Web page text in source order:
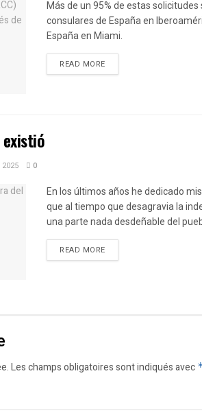
Más de un 95% de estas
consulares de España en
España en Miami.
READ MOREDETAILS
2025 0
En los últimos años he dedicado
que al tiempo que desagravia la
una parte nada desdeñable del
READ MOREDETAILS
Les champs obligatoires sont indiqués avec